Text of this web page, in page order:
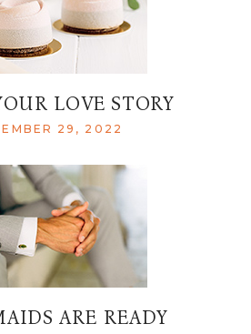
LOVE STORY
29, 2022
ARE READY